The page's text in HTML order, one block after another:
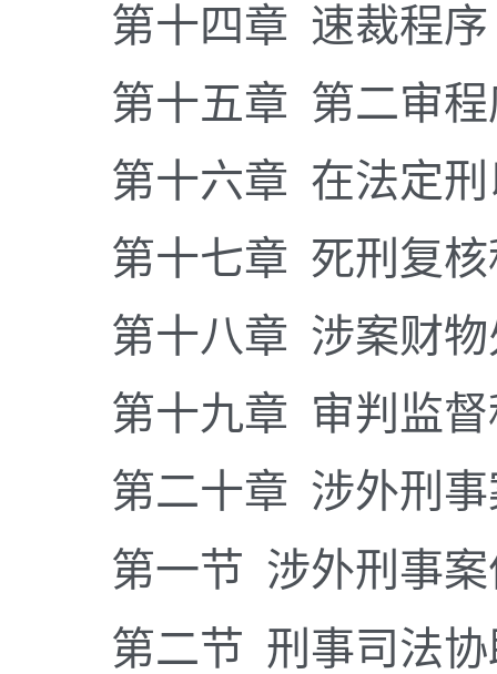
第十四章 速裁程序
第十五章 第二审程
第十六章 在法定刑
第十七章 死刑复核
第十八章 涉案财物
第十九章 审判监督
第二十章 涉外刑事
第一节 涉外刑事
第二节 刑事司法